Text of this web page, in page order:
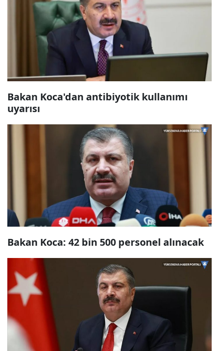
Bakan Koca'dan antibiyotik kullanımı
uyarısı
Bakan Koca: 42 bin 500 personel alınacak